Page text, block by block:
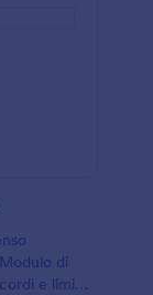
di
e limiti